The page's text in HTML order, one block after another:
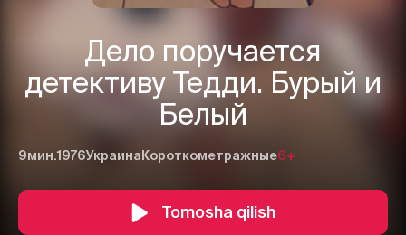
Дело поручается
детективу Тедди. Бурый и
Белый
9мин.1976Украина Короткометражные6+
Tomosha qilish